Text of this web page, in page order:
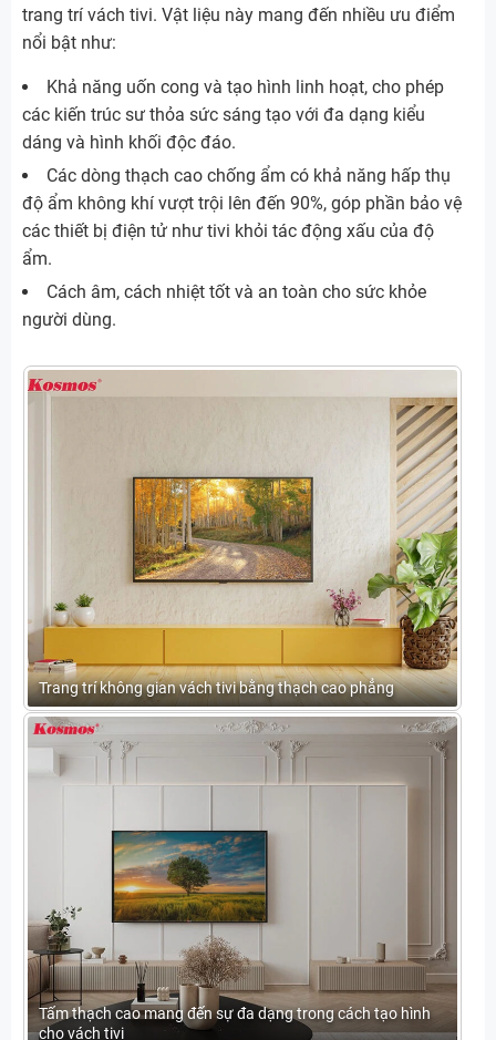
trang trí vách tivi. Vật liệu này mang đến nhiều ưu điểm
nổi bật như:
Khả năng uốn cong và tạo hình linh hoạt, cho phép
các kiến trúc sư thỏa sức sáng tạo với đa dạng kiểu
dáng và hình khối độc đáo.
Các dòng thạch cao chống ẩm có khả năng hấp thụ
độ ẩm không khí vượt trội lên đến 90%, góp phần bảo vệ
các thiết bị điện tử như tivi khỏi tác động xấu của độ
ẩm.
Cách âm, cách nhiệt tốt và an toàn cho sức khỏe
người dùng.
Trang trí không gian vách tivi bằng thạch cao phẳng
Tấm thạch cao mang đến sự đa dạng trong cách tạo hình
cho vách tivi